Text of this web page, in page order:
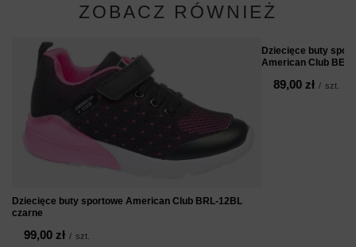
ZOBACZ RÓWNIEŻ
Dziecięce buty sportowe American Club BRL-12BL
czarne
99,00 zł / szt.
Dziecięce buty
American Club
89,00 zł / szt.